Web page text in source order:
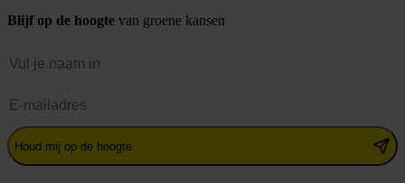
Blijf op de hoogte van groene kansen
Houd mij op de hoogte